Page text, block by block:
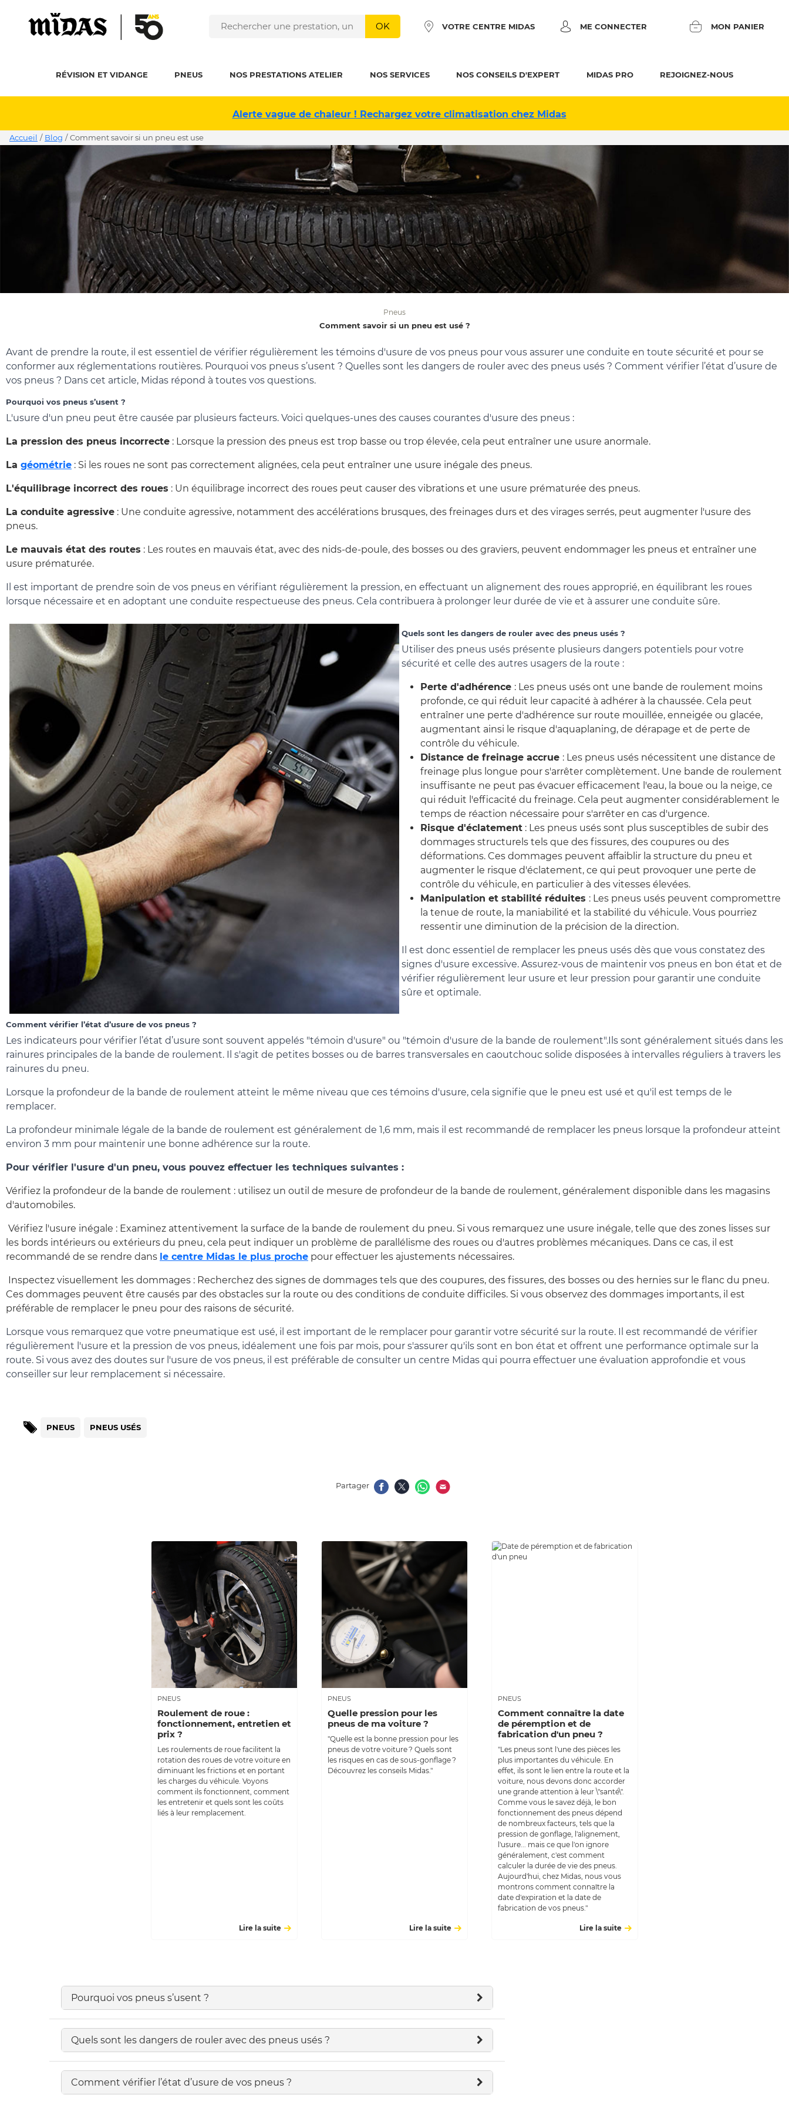
OK VOTRE CENTRE MIDAS ME CONNECTER MON PANIER
RÉVISION ET VIDANGE PNEUS NOS PRESTATIONS ATELIER NOS SERVICES NOS CONSEILS D'EXPERT MIDAS PRO REJOIGNEZ-NOUS
Alerte vague de chaleur ! Rechargez votre climatisation chez Midas
Accueil / Blog / comment savoir si un pneu est use
Pneus
Comment savoir si un pneu est usé ?
Avant de prendre la route, il est essentiel de vérifier régulièrement les témoins d'usure de vos pneus pour vous assurer une conduite en toute sécurité et pour se
conformer aux réglementations routières. Pourquoi vos pneus s’usent ? Quelles sont les dangers de rouler avec des pneus usés ? Comment vérifier l’état d’usure de
vos pneus ? Dans cet article, Midas répond à toutes vos questions.
Pourquoi vos pneus s’usent ?
L'usure d'un pneu peut être causée par plusieurs facteurs. Voici quelques-unes des causes courantes d'usure des pneus :
La pression des pneus incorrecte : Lorsque la pression des pneus est trop basse ou trop élevée, cela peut entraîner une usure anormale.
La géométrie : Si les roues ne sont pas correctement alignées, cela peut entraîner une usure inégale des pneus.
L'équilibrage incorrect des roues : Un équilibrage incorrect des roues peut causer des vibrations et une usure prématurée des pneus.
La conduite agressive : Une conduite agressive, notamment des accélérations brusques, des freinages durs et des virages serrés, peut augmenter l'usure des
pneus.
Le mauvais état des routes : Les routes en mauvais état, avec des nids-de-poule, des bosses ou des graviers, peuvent endommager les pneus et entraîner une
usure prématurée.
Il est important de prendre soin de vos pneus en vérifiant régulièrement la pression, en effectuant un alignement des roues approprié, en équilibrant les roues
lorsque nécessaire et en adoptant une conduite respectueuse des pneus. Cela contribuera à prolonger leur durée de vie et à assurer une conduite sûre.
Quels sont les dangers de rouler avec des pneus usés ?
Utiliser des pneus usés présente plusieurs dangers potentiels pour votre
sécurité et celle des autres usagers de la route :
Perte d'adhérence : Les pneus usés ont une bande de roulement moins
profonde, ce qui réduit leur capacité à adhérer à la chaussée. Cela peut
entraîner une perte d'adhérence sur route mouillée, enneigée ou glacée,
augmentant ainsi le risque d'aquaplaning, de dérapage et de perte de
contrôle du véhicule.
Distance de freinage accrue : Les pneus usés nécessitent une distance de
freinage plus longue pour s'arrêter complètement. Une bande de roulement
insuffisante ne peut pas évacuer efficacement l'eau, la boue ou la neige, ce
qui réduit l'efficacité du freinage. Cela peut augmenter considérablement le
temps de réaction nécessaire pour s'arrêter en cas d'urgence.
Risque d'éclatement : Les pneus usés sont plus susceptibles de subir des
dommages structurels tels que des fissures, des coupures ou des
déformations. Ces dommages peuvent affaiblir la structure du pneu et
augmenter le risque d'éclatement, ce qui peut provoquer une perte de
contrôle du véhicule, en particulier à des vitesses élevées.
Manipulation et stabilité réduites : Les pneus usés peuvent compromettre
la tenue de route, la maniabilité et la stabilité du véhicule. Vous pourriez
ressentir une diminution de la précision de la direction.
Il est donc essentiel de remplacer les pneus usés dès que vous constatez des
signes d'usure excessive. Assurez-vous de maintenir vos pneus en bon état et de
vérifier régulièrement leur usure et leur pression pour garantir une conduite
sûre et optimale.
Comment vérifier l’état d’usure de vos pneus ?
Les indicateurs pour vérifier l’état d’usure sont souvent appelés "témoin d'usure" ou "témoin d'usure de la bande de roulement".Ils sont généralement situés dans les
rainures principales de la bande de roulement. Il s'agit de petites bosses ou de barres transversales en caoutchouc solide disposées à intervalles réguliers à travers les
rainures du pneu.
Lorsque la profondeur de la bande de roulement atteint le même niveau que ces témoins d'usure, cela signifie que le pneu est usé et qu'il est temps de le
remplacer.
La profondeur minimale légale de la bande de roulement est généralement de 1,6 mm, mais il est recommandé de remplacer les pneus lorsque la profondeur atteint
environ 3 mm pour maintenir une bonne adhérence sur la route.
Pour vérifier l'usure d'un pneu, vous pouvez effectuer les techniques suivantes :
Vérifiez la profondeur de la bande de roulement : utilisez un outil de mesure de profondeur de la bande de roulement, généralement disponible dans les magasins
d'automobiles.
Vérifiez l'usure inégale : Examinez attentivement la surface de la bande de roulement du pneu. Si vous remarquez une usure inégale, telle que des zones lisses sur
les bords intérieurs ou extérieurs du pneu, cela peut indiquer un problème de parallélisme des roues ou d'autres problèmes mécaniques. Dans ce cas, il est
recommandé de se rendre dans le centre Midas le plus proche pour effectuer les ajustements nécessaires.
Inspectez visuellement les dommages : Recherchez des signes de dommages tels que des coupures, des fissures, des bosses ou des hernies sur le flanc du pneu.
Ces dommages peuvent être causés par des obstacles sur la route ou des conditions de conduite difficiles. Si vous observez des dommages importants, il est
préférable de remplacer le pneu pour des raisons de sécurité.
Lorsque vous remarquez que votre pneumatique est usé, il est important de le remplacer pour garantir votre sécurité sur la route. Il est recommandé de vérifier
régulièrement l'usure et la pression de vos pneus, idéalement une fois par mois, pour s'assurer qu'ils sont en bon état et offrent une performance optimale sur la
route. Si vous avez des doutes sur l'usure de vos pneus, il est préférable de consulter un centre Midas qui pourra effectuer une évaluation approfondie et vous
conseiller sur leur remplacement si nécessaire.
PNEUS PNEUS USÉS
Partager
PNEUS
Roulement de roue :
fonctionnement, entretien et
prix ?
Les roulements de roue facilitent la
rotation des roues de votre voiture en
diminuant les frictions et en portant
les charges du véhicule. Voyons
comment ils fonctionnent, comment
les entretenir et quels sont les coûts
liés à leur remplacement.
Lire la suite
PNEUS
Quelle pression pour les
pneus de ma voiture ?
"Quelle est la bonne pression pour les
pneus de votre voiture ? Quels sont
les risques en cas de sous-gonflage ?
Découvrez les conseils Midas."
Lire la suite
PNEUS
Comment connaître la date
de péremption et de
fabrication d'un pneu ?
"Les pneus sont l'une des pièces les
plus importantes du véhicule. En
effet, ils sont le lien entre la route et la
voiture, nous devons donc accorder
une grande attention à leur \"santé\".
Comme vous le savez déjà, le bon
fonctionnement des pneus dépend
de nombreux facteurs, tels que la
pression de gonflage, l'alignement,
l'usure... mais ce que l'on ignore
généralement, c'est comment
calculer la durée de vie des pneus.
Aujourd'hui, chez Midas, nous vous
montrons comment connaître la
date d'expiration et la date de
fabrication de vos pneus."
Lire la suite
Pourquoi vos pneus s’usent ?
Quels sont les dangers de rouler avec des pneus usés ?
Comment vérifier l’état d’usure de vos pneus ?